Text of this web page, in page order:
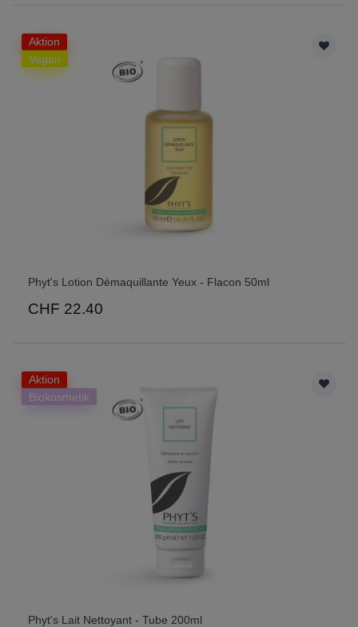
Aktion
Vegan
Phyt's Lotion Démaquillante Yeux - Flacon 50ml
CHF 22.40
Aktion
Biokosmetik
Phyt's Lait Nettoyant - Tube 200ml